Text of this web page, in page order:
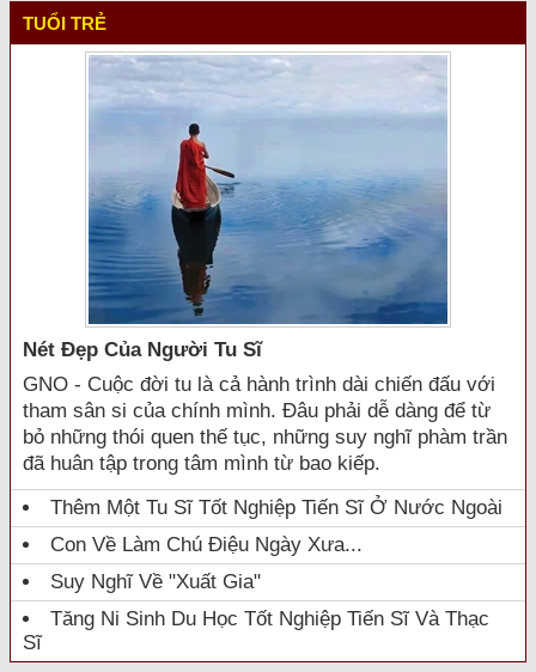
TUỔI TRẺ
Nét Đẹp Của Người Tu Sĩ
GNO - Cuộc đời tu là cả hành trình dài chiến đấu với
tham sân si của chính mình. Đâu phải dễ dàng để từ
bỏ những thói quen thế tục, những suy nghĩ phàm trần
đã huân tập trong tâm mình từ bao kiếp.
Thêm Một Tu Sĩ Tốt Nghiệp Tiến Sĩ Ở Nước Ngoài
Con Về Làm Chú Điệu Ngày Xưa...
Suy Nghĩ Về "xuất Gia"
Tăng Ni Sinh Du Học Tốt Nghiệp Tiến Sĩ Và Thạc
Sĩ